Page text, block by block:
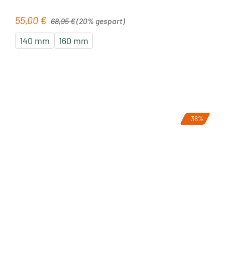
Verkaufspreis:
55,00 € Regulärer Preis:
68,95 €(20% gespart)
140 mm 160 mm
- 38%